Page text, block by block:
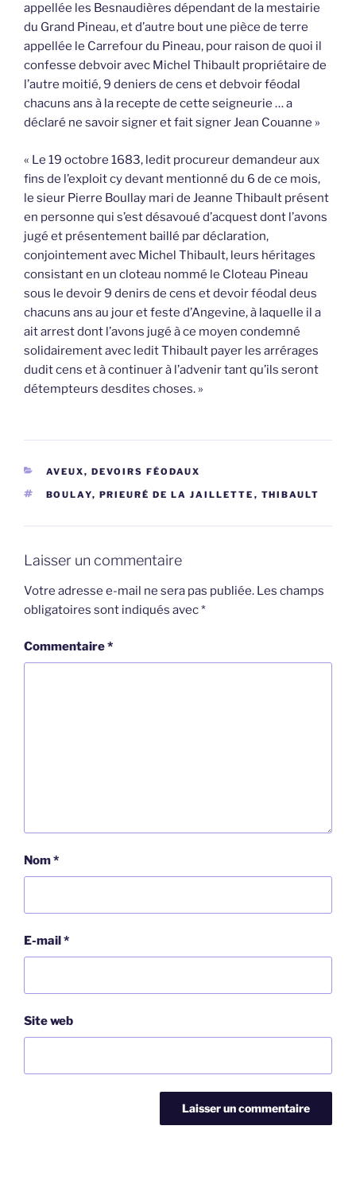
appellée les Besnaudières dépendant de la mestairie
du Grand Pineau, et d’autre bout une pièce de terre
appellée le Carrefour du Pineau, pour raison de quoi il
confesse debvoir avec Michel Thibault propriétaire de
l’autre moitié, 9 deniers de cens et debvoir féodal
chacuns ans à la recepte de cette seigneurie … a
déclaré ne savoir signer et fait signer Jean Couanne »
« Le 19 octobre 1683, ledit procureur demandeur aux
fins de l’exploit cy devant mentionné du 6 de ce mois,
le sieur Pierre Boullay mari de Jeanne Thibault présent
en personne qui s’est désavoué d’acquest dont l’avons
jugé et présentement baillé par déclaration,
conjointement avec Michel Thibault, leurs héritages
consistant en un cloteau nommé le Cloteau Pineau
sous le devoir 9 denirs de cens et devoir féodal deus
chacuns ans au jour et feste d’Angevine, à laquelle il a
ait arrest dont l’avons jugé à ce moyen condemné
solidairement avec ledit Thibault payer les arrérages
dudit cens et à continuer à l’advenir tant qu’ils seront
détempteurs desdites choses. »
CATÉGORIES
AVEUX, DEVOIRS FÉODAUX
ÉTIQUETTES
BOULAY, PRIEURÉ DE LA JAILLETTE , THIBAULT
Laisser un commentaire
Votre adresse e-mail ne sera pas publiée. Les champs
obligatoires sont indiqués avec*
Commentaire*
Nom*
E-mail *
Site web